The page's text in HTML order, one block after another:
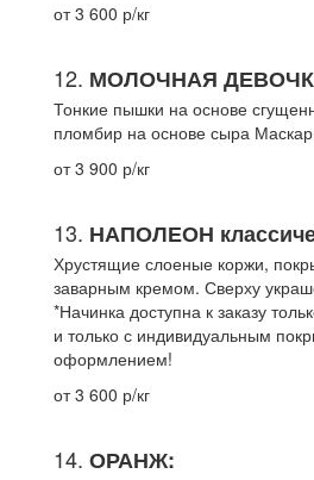
от 3 600 р/кг
12. МОЛОЧНАЯ
Тонкие пышки на основе
пломбир на основе сыра
от 3 900 р/кг
13. НАПОЛЕОН
Хрустящие слоеные коржи,
заварным кремом. Сверху
*Начинка доступна к заказу
и только с индивидуальным
оформлением!
от 3 600 р/кг
14. ОРАНЖ: